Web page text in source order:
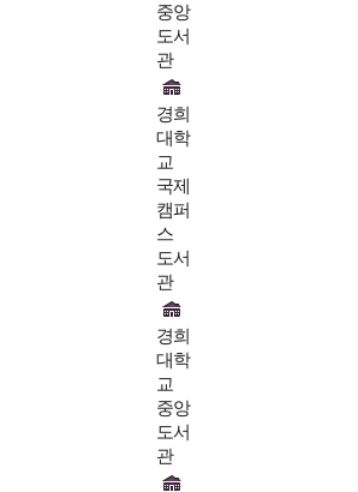
중앙
도서
관
경희
대학
교
국제
캠퍼
스
도서
관
경희
대학
교
중앙
도서
관